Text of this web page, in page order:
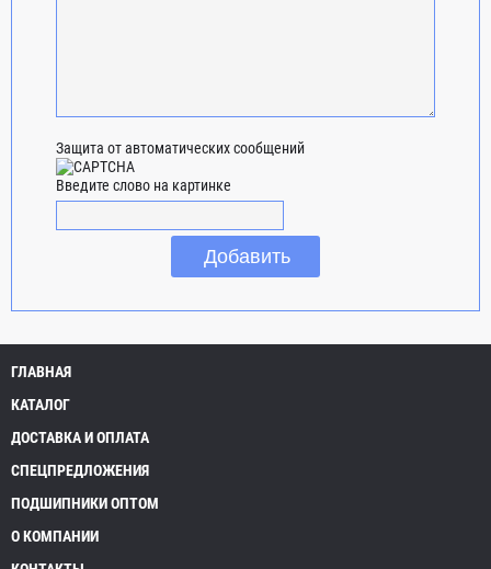
Защита от автоматических сообщений
Введите слово на картинке
ГЛАВНАЯ
КАТАЛОГ
ДОСТАВКА И ОПЛАТА
СПЕЦПРЕДЛОЖЕНИЯ
ПОДШИПНИКИ ОПТОМ
О КОМПАНИИ